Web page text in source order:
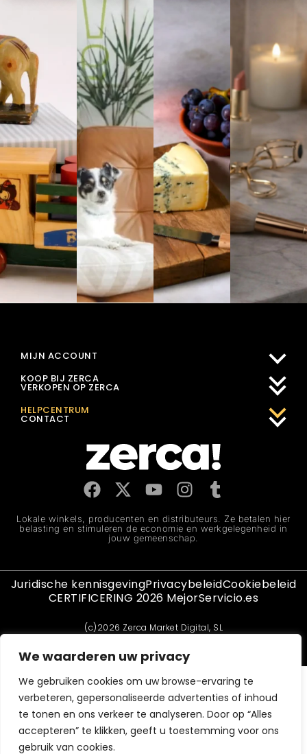
We waarderen uw privacy
We gebruiken cookies om uw browse-ervaring te
verbeteren, gepersonaliseerde advertenties of inhoud
te tonen en ons verkeer te analyseren. Door op “Alles
accepteren” te klikken, geeft u toestemming voor ons
gebruik van cookies.
Lokale winkels, producenten en distributeurs. Ze betalen hier
belasting en stimuleren de economie en werkgelegenheid in
jouw gemeenschap.
MIJN ACCOUNT
KOOP BIJ ZERCA
VERKOPEN OP ZERCA
HELPCENTRUM
CONTACT
Juridische kennisgevingPrivacybeleidCookiebeleid
CERTIFICERING 2026 MejorServicio.es
(c)2026 Zerca Market Digital, SL